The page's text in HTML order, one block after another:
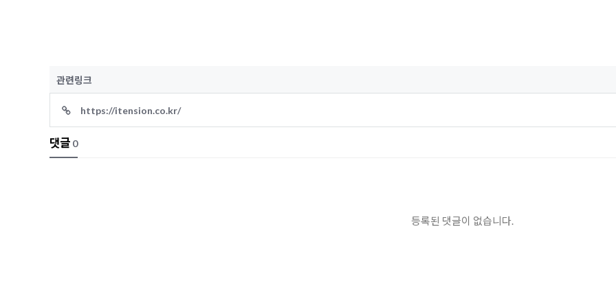
관련링크
https://itension.co.kr/
댓글 0
등록된 댓글이 없습니다.